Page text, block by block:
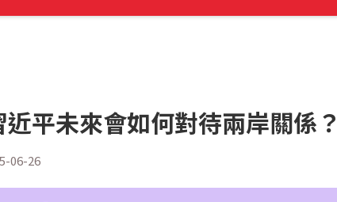
近平未來會如何對待兩岸關係？
06-26